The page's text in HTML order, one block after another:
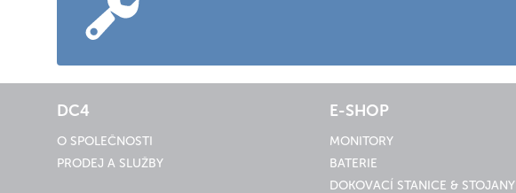
DC4
O SPOLEČNOSTI
PRODEJ A SLUŽBY
E-SHOP
MONITORY
BATERIE
DOKOVACÍ STANICE & STOJANY